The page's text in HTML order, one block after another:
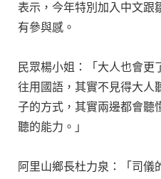
表示，今年特別加入中文跟
有參與感。
民眾楊小姐：「大人也會
往用國語，其實不見得大人
子的方式，其實兩邊都會聽
聽的能力。」
阿里山鄉長杜力泉：「司儀